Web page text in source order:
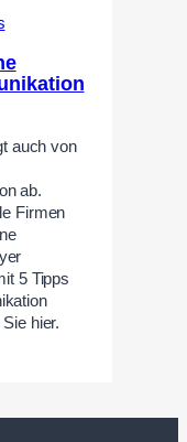
auch von
ab.
Firmen
5 Tipps
hier.